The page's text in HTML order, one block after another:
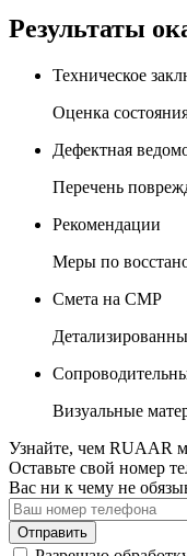
Результаты
Техническое
Оценка
Дефектная
Перечень
Рекомендации
Меры по
Смета на СМР
Визуальные
Узнайте, чем RUAAR
Оставьте свой номер
Вас ни к чему не
Отправить